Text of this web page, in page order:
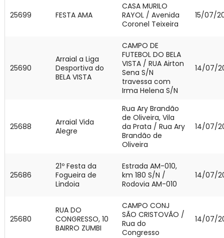
25699 FESTA AMA
CASA MURILO
RAYOL / Avenida
Coronel Teixeira
15/07/
25690
Arraial a Liga
Desportiva do
BELA VISTA
CAMPO DE
FUTEBOL DO BELA
VISTA / RUA Airton
Sena S/N
travessa com
Irma Helena S/N
14/07/
25688
Arraial Vida
Alegre
Rua Ary Brandão
de Oliveira, Vila
da Prata / Rua Ary
Brandão de
Oliveira
14/07/
25686
21º Festa da
Fogueira de
Lindoia
Estrada AM-010,
km 180 S/N /
Rodovia AM-010
14/07/
25680
RUA DO
CONGRESSO, 10
BAIRRO ZUMBI
CAMPO CONJ
SÃO CRISTOVÃO /
Rua do
Congresso
14/07/